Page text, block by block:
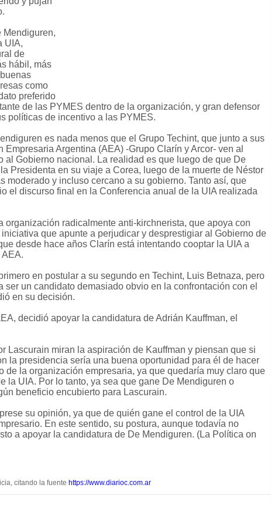
Mendiguren,
UIA,
de
hábil, más
como
preferido
de las PYMES dentro de la organización, y gran defensor
políticas de incentivo a las PYMES.
es nada menos que el Grupo Techint, que junto a sus
Argentina (AEA) -Grupo Clarín y Arcor- ven al
al Gobierno nacional. La realidad es que luego de que De
Presidenta en su viaje a Corea, luego de la muerte de Néstor
moderado y incluso cercano a su gobierno. Tanto así, que
el discurso final en la Conferencia anual de la UIA realizada
organización radicalmente anti-kirchnerista, que apoya con
que apunte a perjudicar y desprestigiar al Gobierno de
desde hace años Clarín está intentando cooptar la UIA a
en postular a su segundo en Techint, Luis Betnaza, pero
ser un candidato demasiado obvio en la confrontación con el
en su decisión.
decidió apoyar la candidatura de Adrián Kauffman, el
Lascurain miran la aspiración de Kauffman y piensan que si
la presidencia sería una buena oportunidad para él de hacer
de la organización empresaria, ya que quedaría muy claro que
la UIA. Por lo tanto, ya sea que gane De Mendiguren o
beneficio encubierto para Lascurain.
su opinión, ya que de quién gane el control de la UIA
En este sentido, su postura, aunque todavía no
a apoyar la candidatura de De Mendiguren. (La Política on
citando la fuente https://www.diarioc.com.ar